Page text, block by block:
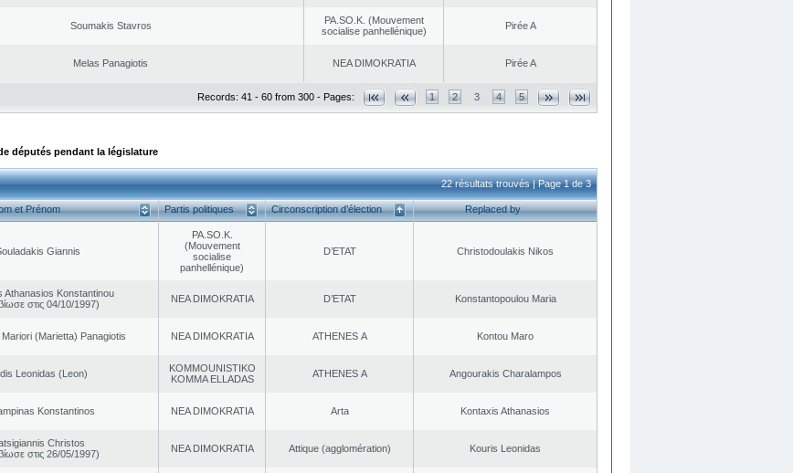
Soumakis Stavros
PA.SO.K. (Mouvement
socialise panhellénique)
Pirée A
Melas Panagiotis NEA DΙMOKRATIA Pirée A
Records: 41 - 60 from 300 - Pages: 1 2 3 4 5
députés pendant la législature
22 résultats trouvés | Page 1 de 3
et Prénom Partis politiques Circonscription d’élection Replaced by
Giannis
PA.SO.K.
(Mouvement
socialise
panhellénique)
D’ETAT Christodoulakis Nikos
Athanasios Konstantinou
στις 04/10/1997)
NEA DΙMOKRATIA D’ETAT Konstantopoulou Maria
(Marietta) Panagiotis NEA DΙMOKRATIA ATHENES Α Kontou Maro
Leonidas (Leon)
KOMMOUNISTIKO
KOMMA ELLADAS
ATHENES Α Angourakis Charalampos
Konstantinos NEA DΙMOKRATIA Arta Kontaxis Athanasios
Christos
στις 26/05/1997)
NEA DΙMOKRATIA Αttique (agglomération) Kouris Leonidas